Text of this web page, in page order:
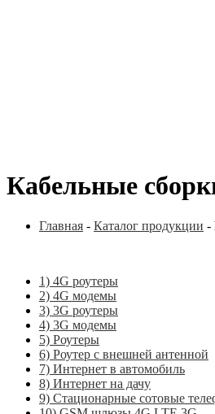
Кабельные
Главная - Каталог продукции -
1) 4G роутеры
2) 4G модемы
3) 3G роутеры
4) 3G модемы
5) Роутеры
6) Роутер с внешней антенной
7) Интернет в автомобиль
8) Интернет на дачу
9) Стационарные сотовые